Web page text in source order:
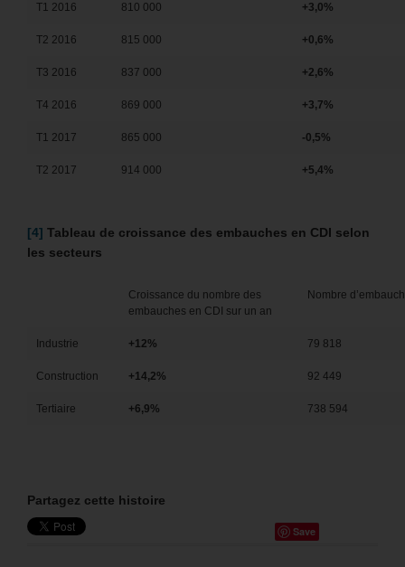
T1 2016 810 000 +3,0%
T2 2016 815 000 +0,6%
T3 2016 837 000 +2,6%
T4 2016 869 000 +3,7%
T1 2017 865 000 -0,5%
T2 2017 914 000 +5,4%
[4] Tableau de croissance des embauches en CDI selon
les secteurs
Croissance du nombre des
embauches en CDI sur un an
Nombre
Industrie +12% 79 818
Construction +14,2% 92 449
Tertiaire +6,9% 738 594
Partagez cette histoire
Save